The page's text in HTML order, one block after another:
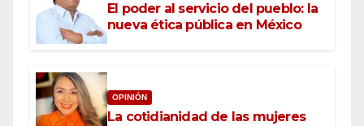
El poder al servicio del pueblo: la
nueva ética pública en México
OPINIÓN
La cotidianidad de las mujeres